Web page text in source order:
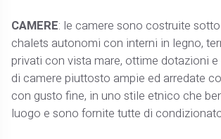
CAMERE: le camere sono costruite
chalets autonomi con interni in legno,
privati con vista mare, ottime dotazioni e
di camere piuttosto ampie ed arredate
con gusto fine, in uno stile etnico che
luogo e sono fornite tutte di